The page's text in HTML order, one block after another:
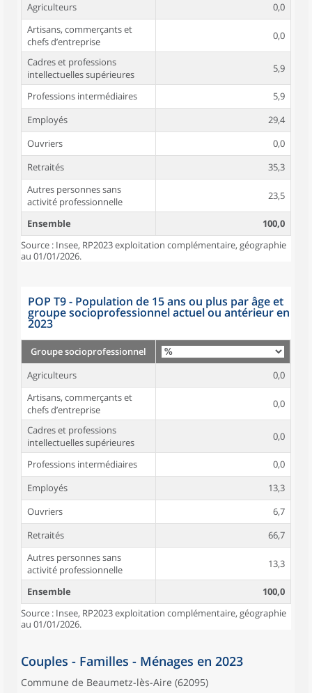
Agriculteurs
0,0
Artisans, commerçants et
chefs d’entreprise
0,0
Cadres et professions
intellectuelles supérieures
5,9
Professions intermédiaires
5,9
Employés
29,4
Ouvriers
0,0
Retraités
35,3
Autres personnes sans
activité professionnelle
23,5
Ensemble
100,0
Source : Insee, RP2023 exploitation complémentaire, géographie
au 01/01/2026.
POP T9 - Population de 15 ans ou plus par âge et
groupe socioprofessionnel actuel ou antérieur en
2023
Groupe socioprofessionnel
Agriculteurs
0,0
Artisans, commerçants et
chefs d’entreprise
0,0
Cadres et professions
intellectuelles supérieures
0,0
Professions intermédiaires
0,0
Employés
13,3
Ouvriers
6,7
Retraités
66,7
Autres personnes sans
activité professionnelle
13,3
Ensemble
100,0
Source : Insee, RP2023 exploitation complémentaire, géographie
au 01/01/2026.
Couples - Familles - Ménages en 2023
Commune de Beaumetz-lès-Aire (62095)